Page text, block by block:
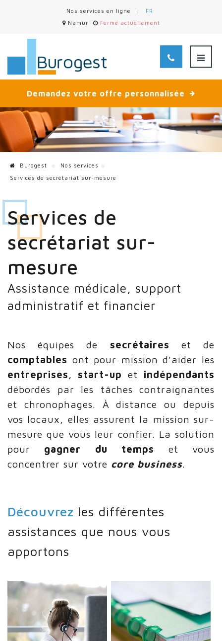
Nos services en ligne
FR
Namur
Fermé actuellement
Demandez votre offre personnalisée
Burogest
Nos services
Services de secrétariat sur-mesure
Services de
secrétariat sur-
mesure
Assistance médicale, support
administratif et financier
Nos équipes de secrétaires et de
comptables ont pour mission d'aider les
entreprises
start-up et indépendants
débordés par les tâches contraignantes
et chronophages. À distance ou depuis
vos locaux, elles assurent la mission sur-
mesure que vous leur confier. La solution
pour gagner du temps et vous
concentrer sur votre core business
Découvrez les différentes
assistances que nous vous
apportons